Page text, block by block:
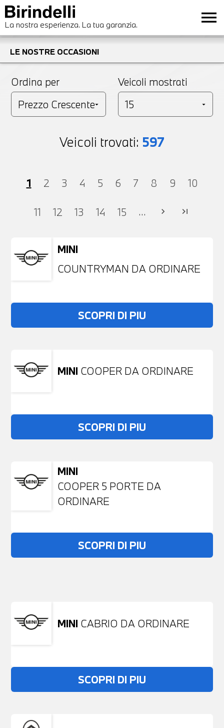
La nostra esperienza. La tua garanzia. menu
LE NOSTRE OCCASIONI
Ordina per Veicoli mostrati
Veicoli trovati: 597
1 2 3 4 5 6 7 8 9 10
11 12 13 14 15 ... chevron_right last_page
MINI
COUNTRYMAN DA ORDINARE
SCOPRI DI PIU
MINI COOPER DA ORDINARE
SCOPRI DI PIU
MINI
COOPER 5 PORTE DA
ORDINARE
SCOPRI DI PIU
Non stai trovando ciò che cerchi?
MINI CABRIO DA ORDINARE
SCOPRI DI PIU